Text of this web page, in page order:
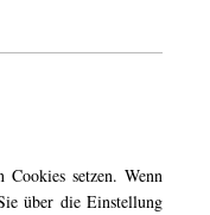
Cookies setzen. Wenn
über die Einstellung